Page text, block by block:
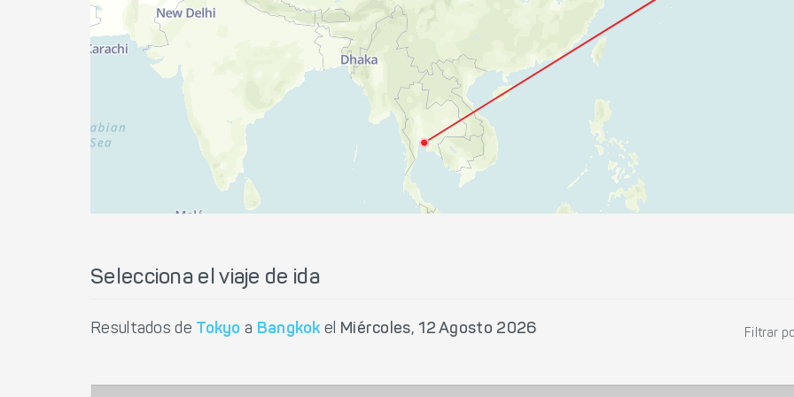
Selecciona el viaje de ida
Resultados de Tokyo a Bangkok el Miércoles, 12 Agosto 2026 Filtrar